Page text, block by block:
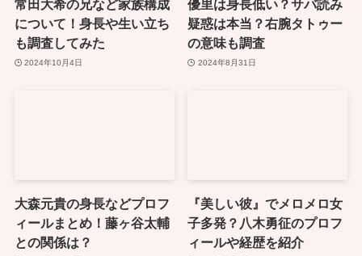
常田大希の兄など家族構成
について！身長や生い立ち
も調査してみた
2024年10月4日
優里は身長低い？サバ読み
疑惑は本当？右腕タトゥー
の意味も調査
2024年8月31日
大森元貴の身長などプロフ
ィールまとめ！藤ヶ谷太輔
との関係は？
『美しい彼』でメロメロ女
子多発？八木勇征のプロフ
ィールや経歴を紹介